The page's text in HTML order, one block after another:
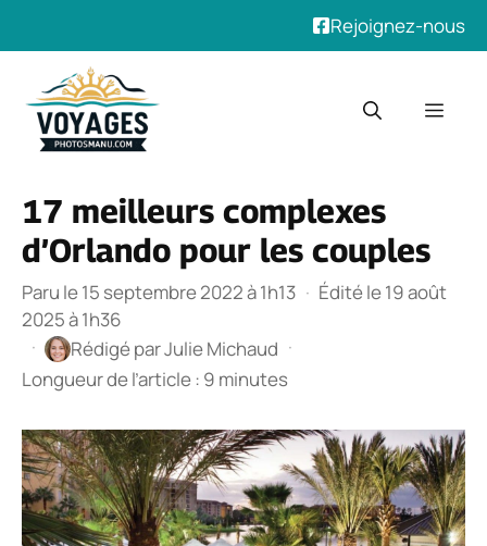
Rejoignez-nous
contenu
17 meilleurs complexes
d’Orlando pour les couples
Paru le 15 septembre 2022 à 1h13 · Édité le 19 août
2025 à 1h36
·
Rédigé parJulie Michaud ·
Longueur de l’article : 9 minutes